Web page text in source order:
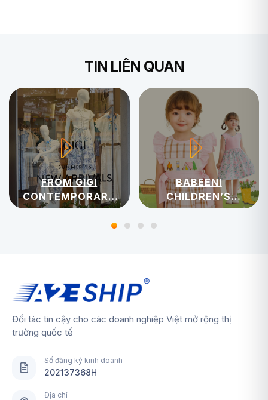
TIN LIÊN QUAN
FROM GIGI
CONTEMPORARY
WOMENSWEAR
BABEENI
CHILDREN’S
APPAREL
Đối tác tin cậy cho các doanh nghiệp Việt mở rộng thị
trường quốc tế
Số đăng ký kinh doanh
202137368H
Địa chỉ